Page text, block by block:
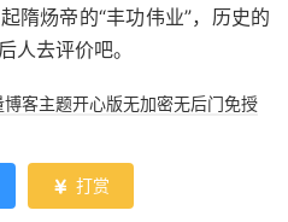
隋炀帝的“丰功伟业”，历史的
人去评价吧。
博客主题开心版无加密无后门免授
 打赏